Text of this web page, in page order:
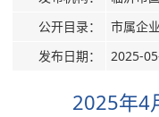
公开目录：
市属企
发布日期：
2025-
2025年4